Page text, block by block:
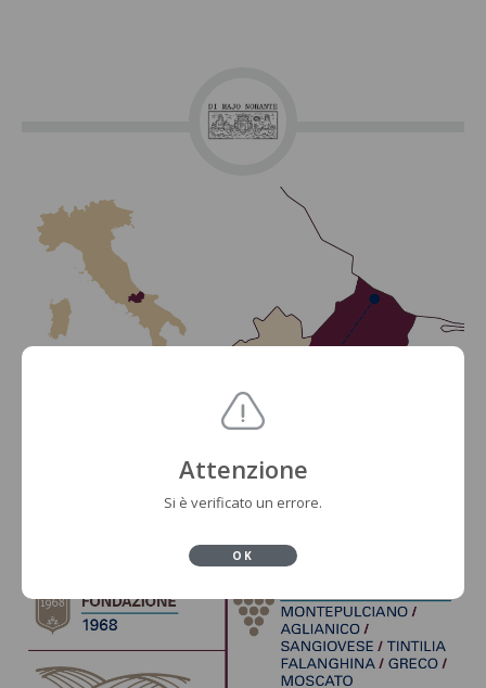
Attenzione
Si è verificato un errore.
OK